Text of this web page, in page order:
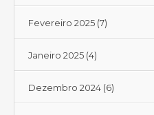
Fevereiro 2025 (7)
Janeiro 2025 (4)
Dezembro 2024 (6)